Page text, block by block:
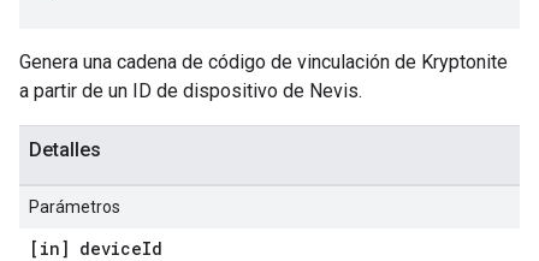
Genera una cadena de código de vinculación de Kryptonite
a partir de un ID de dispositivo de Nevis.
Detalles
Parámetros
[in] deviceId